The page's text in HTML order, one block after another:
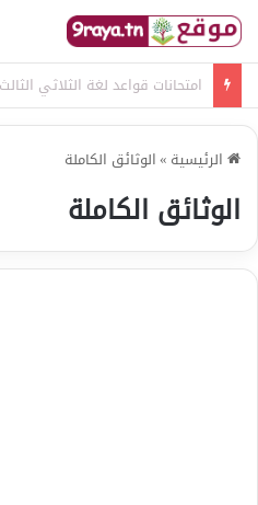
امتحانات قواعد لغة الثلاثي الثالث
الرئيسية »الوثائق الكاملة
الوثائق الكاملة